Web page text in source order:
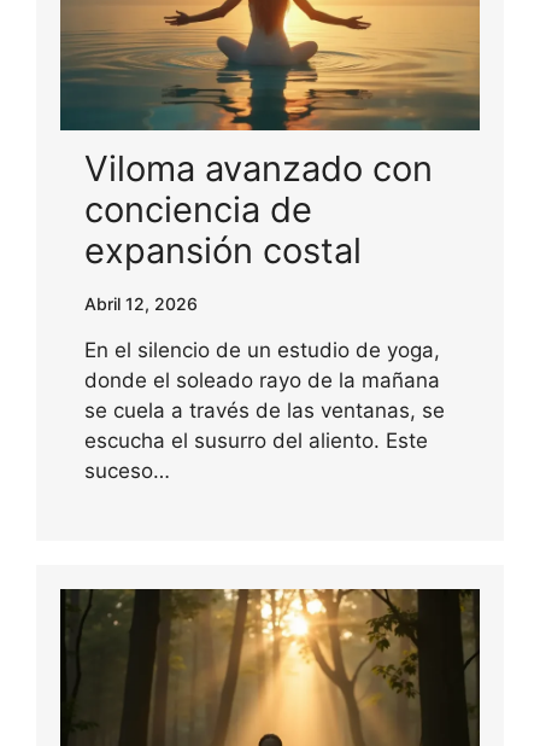
Viloma avanzado con
conciencia de
expansión costal
Abril 12, 2026
En el silencio de un estudio de yoga,
donde el soleado rayo de la mañana
se cuela a través de las ventanas, se
escucha el susurro del aliento. Este
suceso…